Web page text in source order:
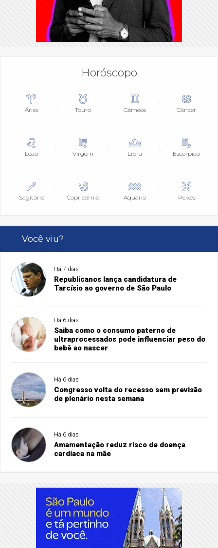
Horóscopo
Áries Touro Gêmeos Câncer
Leão Virgem Libra Escorpião
Sagitário Capricórnio Aquário Peixes
Você viu?
Há 7 dias
Republicanos lança candidatura de
Tarcísio ao governo de São Paulo
Há 6 dias
Saiba como o consumo paterno de
ultraprocessados pode influenciar peso do
bebê ao nascer
Há 6 dias
Congresso volta do recesso sem previsão
de plenário nesta semana
Há 6 dias
Amamentação reduz risco de doença
cardíaca na mãe